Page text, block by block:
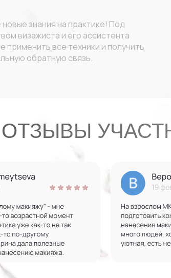
знания на практике! Под
визажиста и его ассистента
применить все техники и получить
обратную связь.
ОТЗЫВЫ